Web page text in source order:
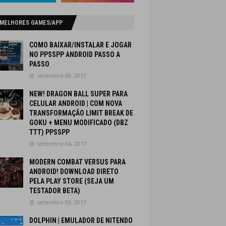
GAMES/APP
COMO BAIXAR/INSTALAR E JOGAR
NO PPSSPP ANDROID PASSO A
PASSO
setembro 08, 2017
NEW! DRAGON BALL SUPER PARA
CELULAR ANDROID | COM NOVA
TRANSFORMAÇÃO LIMIT BREAK DE
GOKU + MENU MODIFICADO (DBZ
TTT) PPSSPP
setembro 04, 2017
MODERN COMBAT VERSUS PARA
ANDROID! DOWNLOAD DIRETO
PELA PLAY STORE (SEJA UM
TESTADOR BETA)
setembro 09, 2017
DOLPHIN | EMULADOR DE NITENDO